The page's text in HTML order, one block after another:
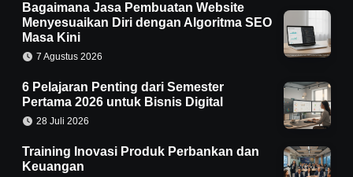
Bagaimana Jasa Pembuatan Website
Menyesuaikan Diri dengan Algoritma SEO
Masa Kini
7 Agustus 2026
6 Pelajaran Penting dari Semester
Pertama 2026 untuk Bisnis Digital
28 Juli 2026
Training Inovasi Produk Perbankan dan
Keuangan